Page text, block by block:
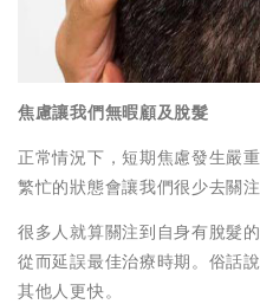
焦慮讓我們無暇顧及脫髮
正常情況下，短期焦慮發生嚴
繁忙的狀態會讓我們很少去關
很多人就算關注到自身有脫髮
從而延誤最佳治療時期。俗話
其他人更快。